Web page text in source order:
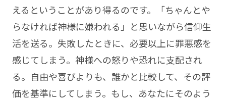
えるということがあり得るのです。「ちゃんとや
らなければ神様に嫌われる」と思いながら信仰生
活を送る。失敗したときに、必要以上に罪悪感を
感じてしまう。神様への怒りや恐れに支配され
る。自由や喜びよりも、誰かと比較して、その評
価を基準にしてしまう。もし、あなたにそのよう